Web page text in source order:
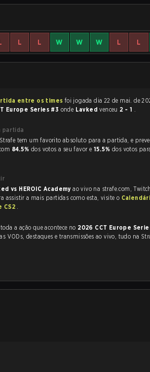
L L W W W L L
entre os times
Europe Series #3 onde Lavkedvenceu 2 - 1 .
partida
e preveem a vitória
84.5% dos votos a seu favor e 15.5% dos votos
vs HEROIC Academyao vivo na strafe.com,
assistir a mais partidas como esta, visite o
CS2 .
a ação que acontece no 2026 CCT Europe
as VODs, destaques e transmissões ao vivo, tudo na